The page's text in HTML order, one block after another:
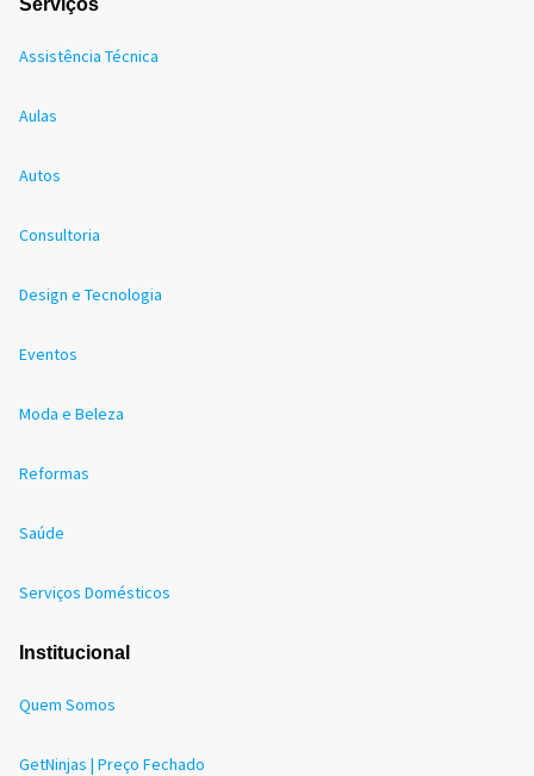
Assistência Técnica
Aulas
Autos
Consultoria
Design e Tecnologia
Eventos
Moda e Beleza
Reformas
Saúde
Serviços Domésticos
Institucional
Quem Somos
GetNinjas | Preço Fechado